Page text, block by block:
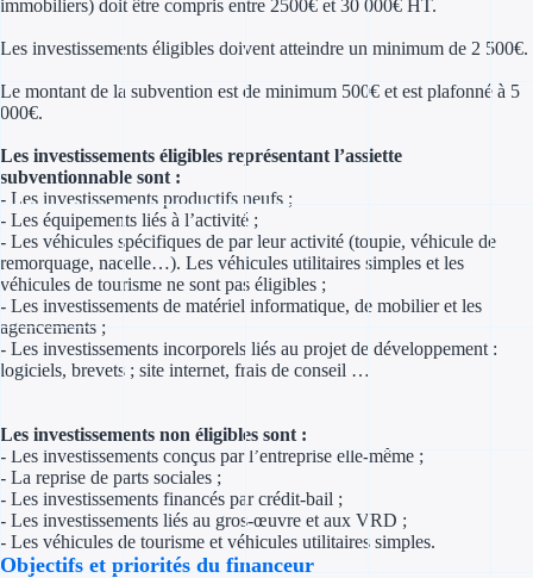
Aides Fiscales et
Crédits &
Exonération
Prêt
Prêt
Garantie
Par financeur
immobiliers) doit être compris entre 2500€ et 30 000€ HT.
Les investissements éligibles doivent atteindre un minimum de 2 500€.
Le montant de la subvention est de minimum 500€ et est plafonné à 5
000€.
Les investissements éligibles représentant l’assiette
subventionnable sont :
- Les investissements productifs neufs ;
- Les équipements liés à l’activité ;
- Les véhicules spécifiques de par leur activité (toupie, véhicule de
remorquage, nacelle…). Les véhicules utilitaires simples et les
véhicules de tourisme ne sont pas éligibles ;
- Les investissements de matériel informatique, de mobilier et les
agencements ;
- Les investissements incorporels liés au projet de développement :
logiciels, brevets ; site internet, frais de conseil …
Les investissements non éligibles sont :
- Les investissements conçus par l’entreprise elle-même ;
- La reprise de parts sociales ;
- Les investissements financés par crédit-bail ;
- Les investissements liés au gros-œuvre et aux VRD ;
- Les véhicules de tourisme et véhicules utilitaires simples.
Objectifs et priorités du financeur